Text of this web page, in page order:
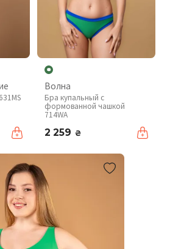
Волна
Бра купальный с
формованной чашкой
714WA
2 259 ₴